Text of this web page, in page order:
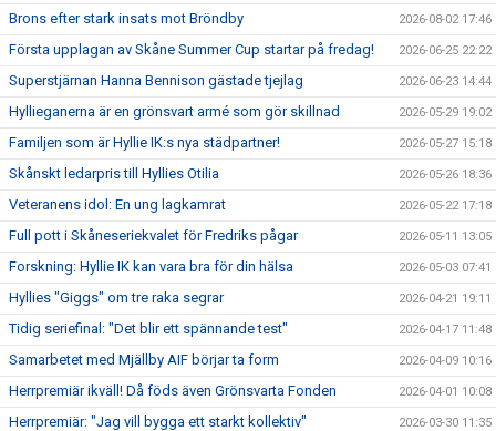
Brons efter stark insats mot Bröndby 2026-08-02 17:46
Första upplagan av Skåne Summer Cup startar på fredag! 2026-06-25 22:22
Superstjärnan Hanna Bennison gästade tjejlag 2026-06-23 14:44
Hyllieganerna är en grönsvart armé som gör skillnad 2026-05-29 19:02
Familjen som är Hyllie IK:s nya städpartner! 2026-05-27 15:18
Skånskt ledarpris till Hyllies Otilia 2026-05-26 18:36
Veteranens idol: En ung lagkamrat 2026-05-22 17:18
Full pott i Skåneseriekvalet för Fredriks pågar 2026-05-11 13:05
Forskning: Hyllie IK kan vara bra för din hälsa 2026-05-03 07:41
Hyllies "Giggs" om tre raka segrar 2026-04-21 19:11
Tidig seriefinal: "Det blir ett spännande test" 2026-04-17 11:48
Samarbetet med Mjällby AIF börjar ta form 2026-04-09 10:16
Herrpremiär ikväll! Då föds även Grönsvarta Fonden 2026-04-01 10:08
Herrpremiär: "Jag vill bygga ett starkt kollektiv" 2026-03-30 11:35